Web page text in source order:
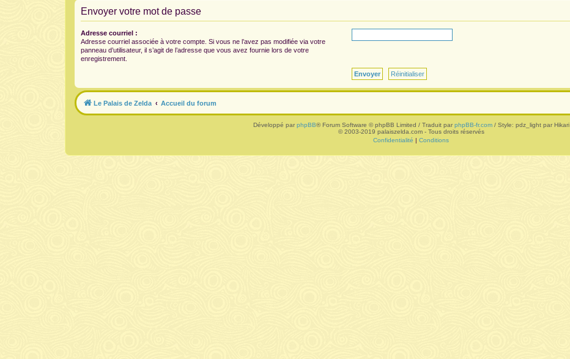
Envoyer votre mot de passe
Adresse courriel :
Adresse courriel associée à votre compte. Si vous ne l’avez pas modifiée via votre
panneau d’utilisateur, il s’agit de l’adresse que vous avez fournie lors de votre
enregistrement.
Le Palais de Zelda Accueil du forum
Développé par phpBB® Forum Software © phpBB Limited / Traduit par phpBB-fr.com/ Style: pdz_light par Hikari
© 2003-2019 palaiszelda.com - Tous droits réservés
Confidentialité | Conditions